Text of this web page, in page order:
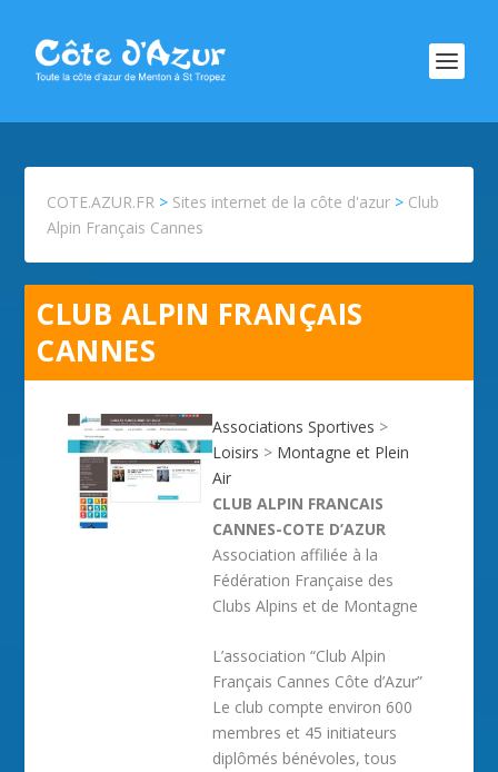
COTE.AZUR.FR > Sites internet de la côte d'azur > Club
Alpin Français Cannes
CLUB ALPIN FRANÇAIS
CANNES
Associations Sportives >
Loisirs > Montagne et Plein
Air
CLUB ALPIN FRANCAIS
CANNES-COTE D’AZUR
Association affiliée à la
Fédération Française des
Clubs Alpins et de Montagne
L’association “Club Alpin
Français Cannes Côte d’Azur”
Le club compte environ 600
membres et 45 initiateurs
diplômés bénévoles, tous